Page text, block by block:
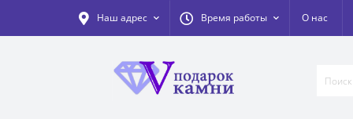
Наш адрес Время работы О нас